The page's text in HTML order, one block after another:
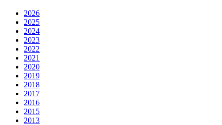
2026
2025
2024
2023
2022
2021
2020
2019
2018
2017
2016
2015
2013